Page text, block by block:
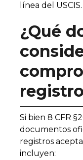
línea del USCIS.
¿Qué
Si bien 8 CFR
documentos
registros
incluyen: